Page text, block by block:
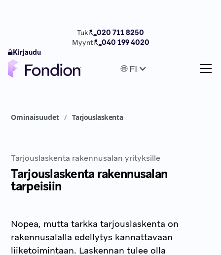
🌐 FI
Tuki
020 711 8250
Myynti
040 199 4020
Kirjaudu
Ominaisuudet / Tarjouslaskenta
Tarjouslaskenta rakennusalan yrityksille
Tarjouslaskenta rakennusalan
tarpeisiin
Nopea, mutta tarkka tarjouslaskenta on
rakennusalalla edellytys kannattavaan
liiketoimintaan. Laskennan tulee olla